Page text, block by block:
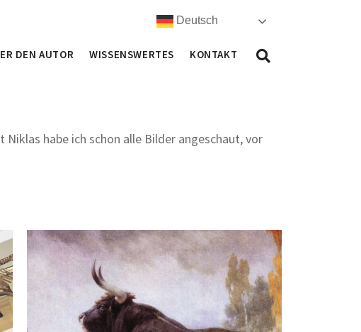
Deutsch
DEN AUTOR WISSENSWERTES KONTAKT
habe ich schon alle Bilder angeschaut, vor